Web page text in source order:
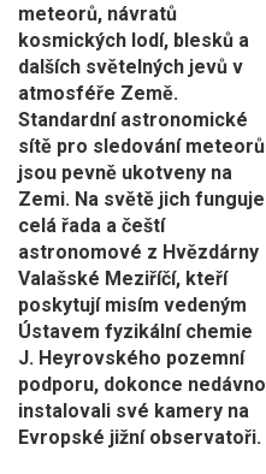
meteorů, návratů
kosmických lodí, blesků a
dalších světelných jevů v
atmosféře Země.
Standardní astronomické
sítě pro sledování meteorů
jsou pevně ukotveny na
Zemi. Na světě jich funguje
celá řada a čeští
astronomové z Hvězdárny
Valašské Meziříčí, kteří
poskytují misím vedeným
Ústavem fyzikální chemie
J. Heyrovského pozemní
podporu, dokonce nedávno
instalovali své kamery na
Evropské jižní observatoři.